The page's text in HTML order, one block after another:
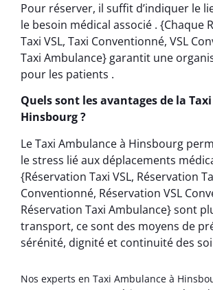
Pour réserver, il suffit d’indiquer le
le besoin médical associé . {Chaque
Taxi VSL, Taxi Conventionné, VSL
Taxi Ambulance} garantit une
pour les patients .
Quels sont les avantages de la
Hinsbourg ?
Le Taxi Ambulance à Hinsbourg
le stress lié aux déplacements
{Réservation Taxi VSL, Réservation
Conventionné, Réservation VSL
Réservation Taxi Ambulance} sont
transport, ce sont des moyens de
sérénité, dignité et continuité des
Nos experts en Taxi Ambulance à